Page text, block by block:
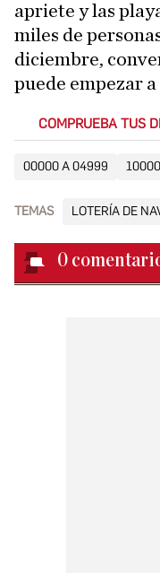
apriete y las
miles de
diciembre,
puede empezar
COMPRUEBA TUS
00000 A 04999
TEMAS LOTERÍA DE
0